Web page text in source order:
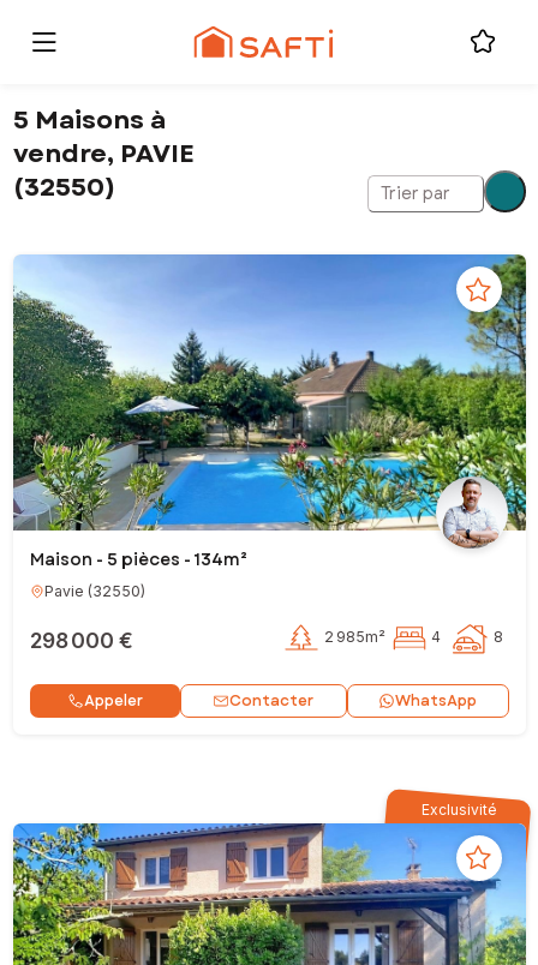
5 Maisons à
vendre, PAVIE
(32550)
Trier par
Maison - 5 pièces - 134m²
Pavie (32550)
298 000 € 2 985m² 4 8
Appeler Contacter WhatsApp
Exclusivité